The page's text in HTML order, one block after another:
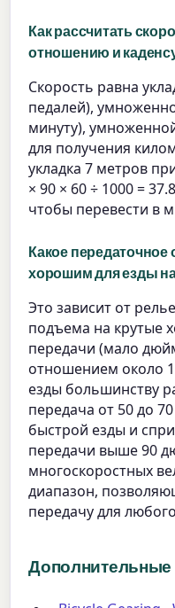
Как рассчитать
отношению и
Скорость равна
педалей),
минуту),
для получения
укладка 7 метров
× 90 × 60 ÷ 1000 =
чтобы перевести в
Какое передаточное
хорошим для езды
Это зависит от
подъема на крутые
передачи (мало
отношением около
езды большинству
передача от 50 до
быстрой езды и
передачи выше 90
многоскоростных
диапазон,
передачу для